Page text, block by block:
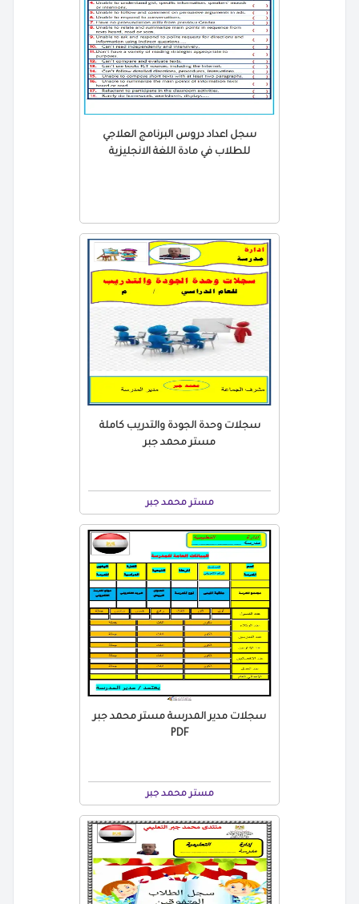
سجل اعداد دروس البرنامج العلاجي
للطلاب في مادة اللغة الانجليزية
سجلات وحدة الجودة والتدريب كاملة
مستر محمد جبر
مستر محمد جبر
سجلات مدير المدرسة مستر محمد جبر
PDF
مستر محمد جبر